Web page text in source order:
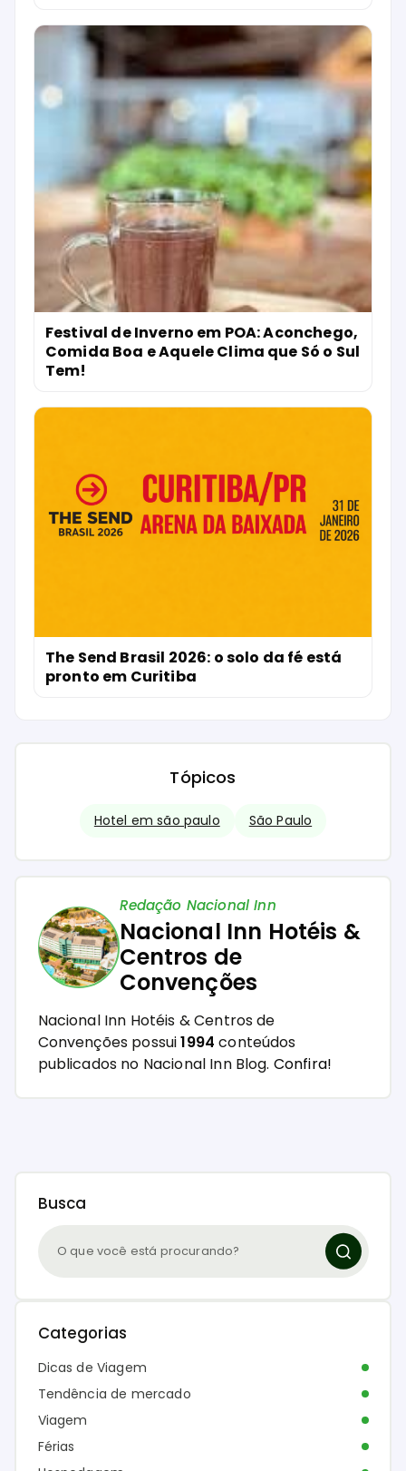
Festival de Inverno em POA: Aconchego,
Comida Boa e Aquele Clima que Só o Sul
Tem!
The Send Brasil 2026: o solo da fé está
pronto em Curitiba
Tópicos
Hotel em são paulo São Paulo
Redação Nacional Inn
Nacional Inn Hotéis &
Centros de
Convenções
Nacional Inn Hotéis & Centros de
Convenções possui1994 conteúdos
publicados no Nacional Inn Blog. Confira!
Busca
Categorias
Dicas de Viagem
Tendência de mercado
Viagem
Férias